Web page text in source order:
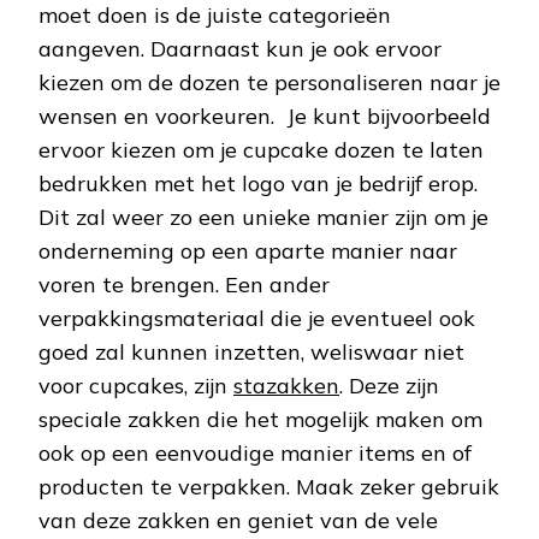
moet doen is de juiste categorieën
aangeven. Daarnaast kun je ook ervoor
kiezen om de dozen te personaliseren naar je
wensen en voorkeuren. Je kunt bijvoorbeeld
ervoor kiezen om je cupcake dozen te laten
bedrukken met het logo van je bedrijf erop.
Dit zal weer zo een unieke manier zijn om je
onderneming op een aparte manier naar
voren te brengen. Een ander
verpakkingsmateriaal die je eventueel ook
goed zal kunnen inzetten, weliswaar niet
voor cupcakes, zijn stazakken. Deze zijn
speciale zakken die het mogelijk maken om
ook op een eenvoudige manier items en of
producten te verpakken. Maak zeker gebruik
van deze zakken en geniet van de vele